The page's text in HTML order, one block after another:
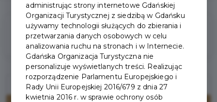
Filtry
administrując strony internetowe Gdańskiej
Organizacji Turystycznej z siedzibą w Gdańsku
używamy technologii służących do zbierania i
przetwarzania danych osobowych w celu
analizowania ruchu na stronach i w Internecie.
Gdańska Organizacja Turystyczna nie
personalizuje wyświetlanych treści. Realizując
rozporządzenie Parlamentu Europejskiego i
Rady Unii Europejskiej 2016/679 z dnia 27
kwietnia 2016 r. w sprawie ochrony osób